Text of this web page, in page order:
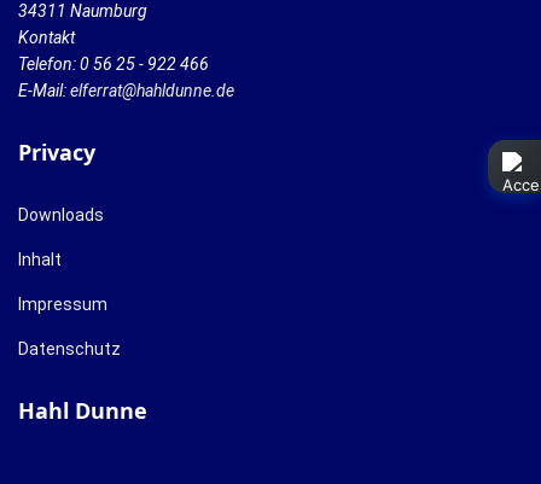
34311 Naumburg
Kontakt
Telefon: 0 56 25 - 922 466
E-Mail:elferrat@hahldunne.de
Privacy
Downloads
Inhalt
Impressum
Datenschutz
Hahl Dunne